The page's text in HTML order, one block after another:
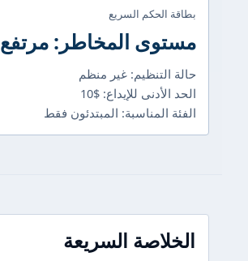
بطاقة الحكم السريع
مستوى المخاطر: مرتفع
حالة التنظيم: غير منظم
الحد الأدنى للإيداع: $10
الفئة المناسبة: المبتدئون فقط
الخلاصة السريعة